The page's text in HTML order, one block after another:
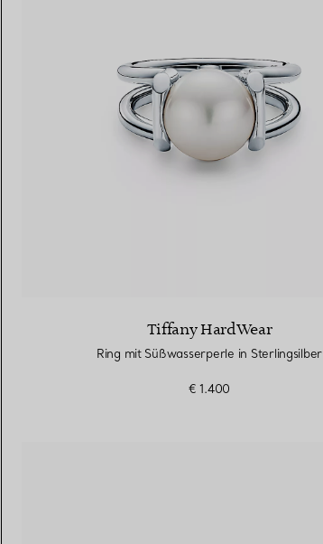
Tiffany HardWear
Ring mit Süßwasserperle in Sterlingsilber
€ 1.400